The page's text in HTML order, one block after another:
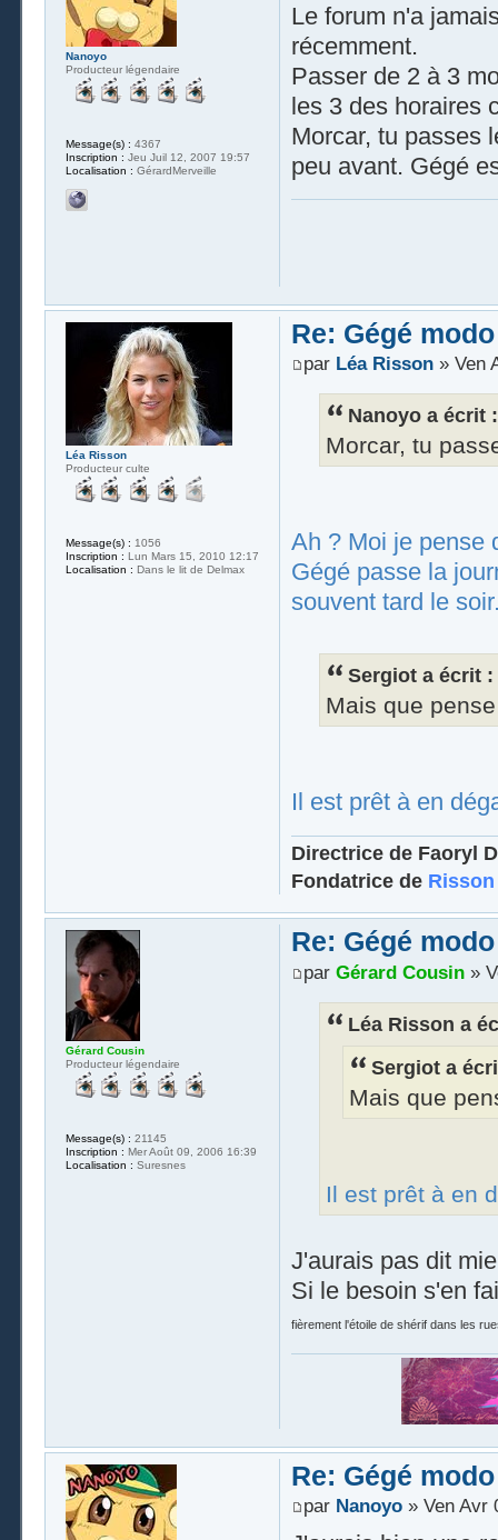
Le forum n'a
récemment.
Passer de 2 à 3
les 3 des horaires
Morcar, tu passes
peu avant. Gégé
Nanoyo
Producteur légendaire
Message(s) : 4367
Inscription : Jeu Juil 12, 2007 19:57
Localisation : GérardMerveille
Re: Gégé
par Léa Risson» Ven
Nanoyo a écrit :
Morcar, tu
Ah ? Moi je pense
Gégé passe la
souvent tard le
Sergiot a écrit :
Mais que
Il est prêt à en
Directrice de Faoryl
Fondatrice de
Léa Risson
Producteur culte
Message(s) : 1056
Inscription : Lun Mars 15, 2010 12:17
Localisation : Dans le lit de Delmax
Re: Gégé
par Gérard Cousin»
Léa Risson a
Sergiot a
Mais que
Il est prêt à en
J'aurais pas dit
Si le besoin s'en
fièrement l'étoile de shérif dans les
Gérard Cousin
Producteur légendaire
Message(s) : 21145
Inscription : Mer Août 09, 2006 16:39
Localisation : Suresnes
Re: Gégé
par Nanoyo» Ven Avr